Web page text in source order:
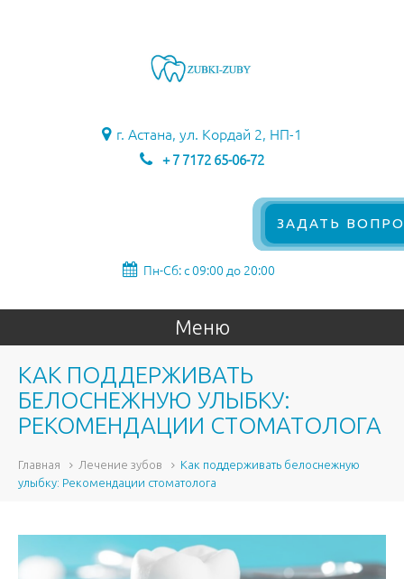
г. Астана, ул. Кордай 2, НП-1
+ 7 7172 65-06-72
ЗАДАТЬ
Пн-Сб: с 09:00 до 20:00
Меню
КАК ПОДДЕРЖИВАТЬ
БЕЛОСНЕЖНУЮ УЛЫБКУ:
РЕКОМЕНДАЦИИ СТОМАТОЛОГА
Главная Лечение зубов
Как поддерживать белоснежную
улыбку: Рекомендации стоматолога